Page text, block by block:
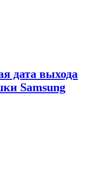
дата выхода
Samsung